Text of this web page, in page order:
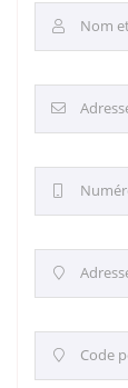
 Nom


 Code